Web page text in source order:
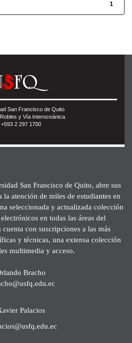
1
San Francisco de Quito
y Vía Interoceánica
+593 2 297 1700
San Francisco de Quito, abre sus
atención de miles de estudiantes en
seleccionada y actualizada colección
en todas las áreas del
con suscripciones a las más
y técnicas, una extensa colección
multimedia y acceso.
Bracho
Palacios